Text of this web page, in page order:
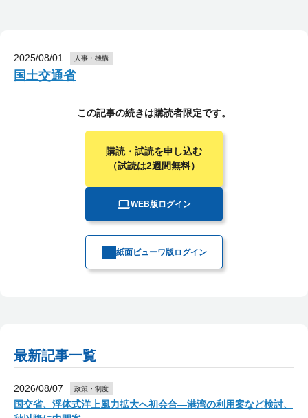
2025/08/01 人事・機構
国土交通省
この記事の続きは購読者限定です。
購読・試読を申し込む
（試読は2週間無料）
WEB版ログイン
紙面ビューワ版ログイン
最新記事一覧
2026/08/07 政策・制度
国交省、浮体式洋上風力拡大へ初会合―港湾の利用案など検討、